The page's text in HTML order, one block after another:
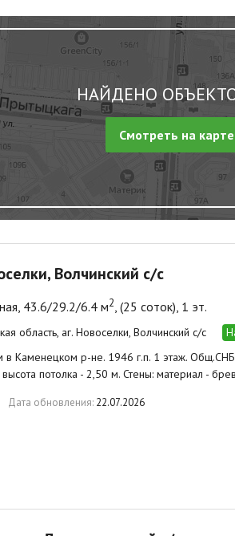
НАЙДЕНО
Смотреть на карте
Волчинский с/с
43.6/29.2/6.4 м2 , (25 соток), 1 эт.
область, аг. Новоселки, Волчинский с/с
Каменецком р-не. 1946 г.п. 1 этаж. Общ.СНБ
потолка - 2,50 м. Стены: материал -
Дата обновления: 22.07.2026